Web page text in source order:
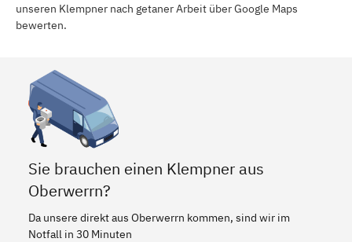
unseren Klempner nach getaner Arbeit über Google Maps
bewerten.
Sie brauchen einen Klempner aus
Oberwerrn?
Da unsere direkt aus Oberwerrn kommen, sind wir im
Notfall in 30 Minuten